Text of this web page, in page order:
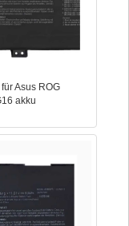
Asus ROG
akku